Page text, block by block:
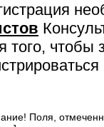
того, чтобы
Поля,